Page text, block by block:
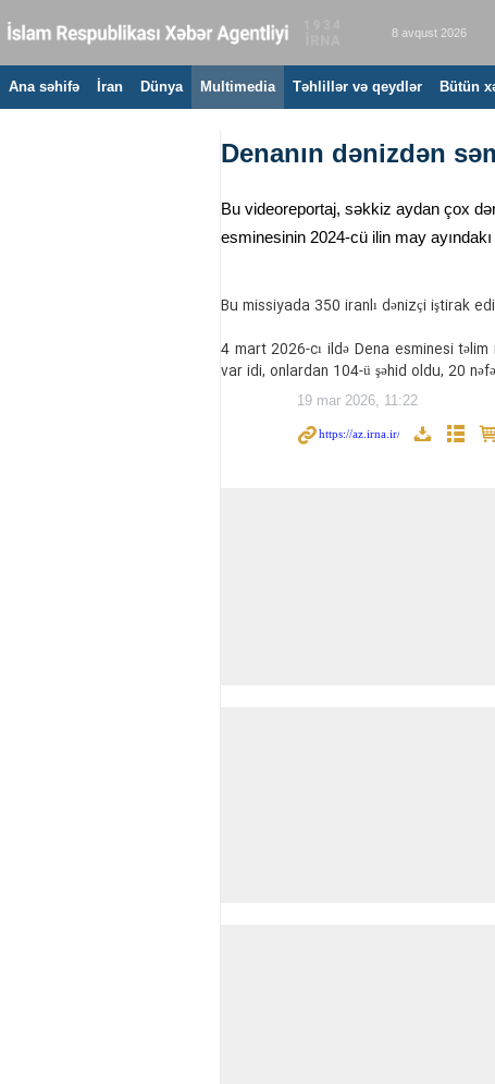
8 avqust 2026
Ana səhifə İran Dünya Multimedia Təhlillər və qeydlər Bütün
Denanın dənizdən
Bu videoreportaj, səkkiz aydan çox
esminesinin 2024-cü ilin may ayındakı
Bu missiyada 350 iranlı dənizçi iştirak
4 mart 2026-cı ildə Dena esminesi təlim
var idi, onlardan 104-ü şəhid oldu, 20
19 mar 2026, 11:22